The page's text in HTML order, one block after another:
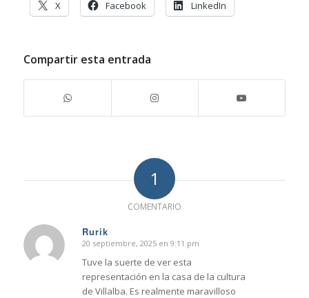
X Facebook LinkedIn
Compartir esta entrada
1
COMENTARIO
Rurik
Dice:
20 septiembre, 2025 en 9:11 pm
Tuve la suerte de ver esta
representación en la casa de la cultura
de Villalba. Es realmente maravilloso